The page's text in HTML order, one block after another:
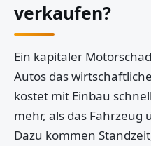
verkaufen?
Ein kapitaler
Autos das
kostet mit Einbau
mehr, als das
Dazu kommen